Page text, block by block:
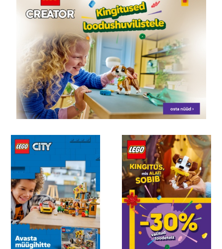
saate mugavalt ja kiirestiLEGO internetistosta. Kui
te olete ka varem veebist ostnud, olete ilmselt
märganud, kui mugav ja lihtne see on – tee
tellimus kodust ja tellitud kaup tuuakse sulle koju
kätte või Omniva pakiautomaati.LEGO
mänguasjad
on meie poes tõeliselt populaarne
kaup, nii et kui otsite kingitust - sobib see kindlasti
igaks sündmuseks, olgu selleks sünnipäev, jõulud,
lihavõtted, ristimine või mõni muu tähtpäev, sest
selle muudab rõõmsaks
LEGO. Eestison palju lego
fänne, seega on nende lemmikkohaks Juku
LEGO pood.
LEGO poesnäete suurt
konstruktorivalikut, mis sobivad erinevas vanuses
lastele või isegi täiskasvanutele, poistele,
tüdrukutele ja nende vanematele. Legod on väga
fantaasiarikkad, nii et hakake aga ehitama ning kui
ideed otsa saavad, otsi internetist
LEGO ideedja
loo hämmastavaid, ainulaadseid ehitisi, mis
kaunistavad teie kodu interjööri ning
rõõmustavad teie külalisi.LEGO hind
on Juku poes
väga hea - kui olete huvitatud LEGO
kampaaniatest, soovitame teil neid otsida Juku